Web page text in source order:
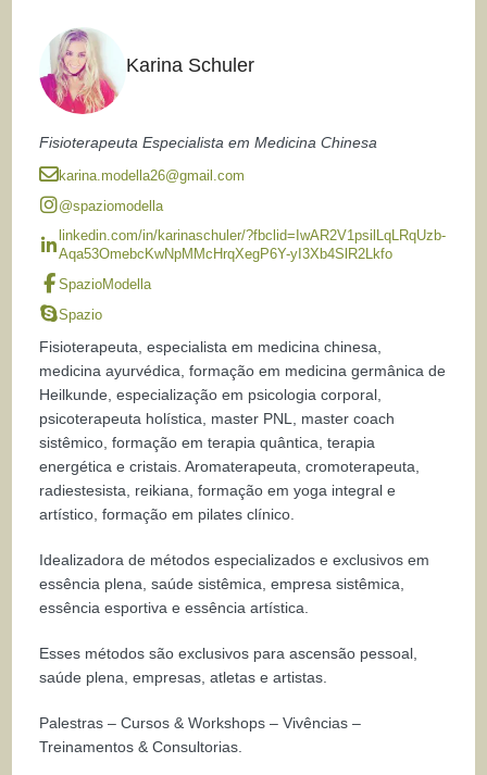
Karina Schuler
Fisioterapeuta Especialista em Medicina Chinesa
karina.modella26@gmail.com
@spaziomodella
linkedin.com/in/karinaschuler/?fbclid=IwAR2V1psilLqLRqUzb-
Aqa53OmebcKwNpMMcHrqXegP6Y-yI3Xb4SlR2Lkfo
SpazioModella
Spazio
Fisioterapeuta, especialista em medicina chinesa,
medicina ayurvédica, formação em medicina germânica de
Heilkunde, especialização em psicologia corporal,
psicoterapeuta holística, master PNL, master coach
sistêmico, formação em terapia quântica, terapia
energética e cristais. Aromaterapeuta, cromoterapeuta,
radiestesista, reikiana, formação em yoga integral e
artístico, formação em pilates clínico.
Idealizadora de métodos especializados e exclusivos em
essência plena, saúde sistêmica, empresa sistêmica,
essência esportiva e essência artística.
Esses métodos são exclusivos para ascensão pessoal,
saúde plena, empresas, atletas e artistas.
Palestras – Cursos & Workshops – Vivências –
Treinamentos & Consultorias.